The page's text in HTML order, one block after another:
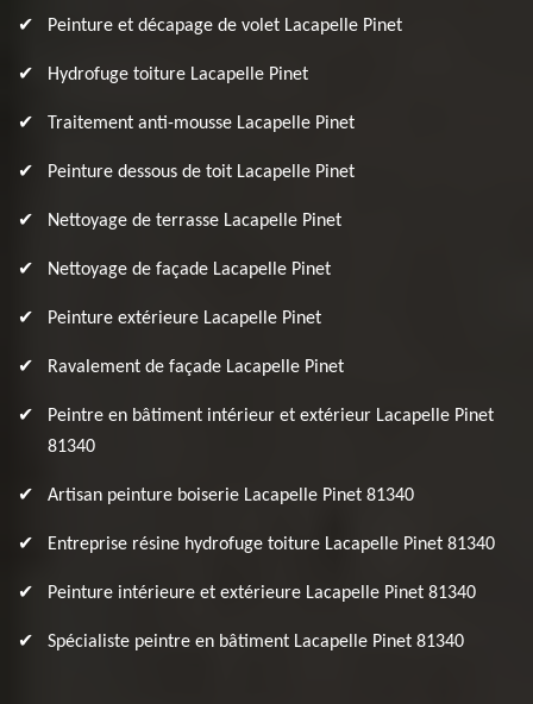
Peinture et décapage de volet Lacapelle Pinet
Hydrofuge toiture Lacapelle Pinet
Traitement anti-mousse Lacapelle Pinet
Peinture dessous de toit Lacapelle Pinet
Nettoyage de terrasse Lacapelle Pinet
Nettoyage de façade Lacapelle Pinet
Peinture extérieure Lacapelle Pinet
Ravalement de façade Lacapelle Pinet
Peintre en bâtiment intérieur et extérieur Lacapelle Pinet
81340
Artisan peinture boiserie Lacapelle Pinet 81340
Entreprise résine hydrofuge toiture Lacapelle Pinet 81340
Peinture intérieure et extérieure Lacapelle Pinet 81340
Spécialiste peintre en bâtiment Lacapelle Pinet 81340